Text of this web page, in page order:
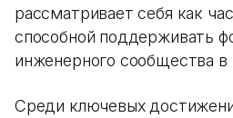
рассматривает себя как
способной поддерживать
инженерного сообщества в
Среди ключевых